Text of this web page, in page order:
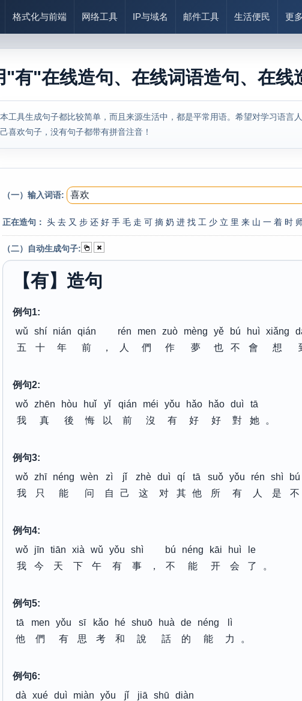
格式化与前端 网络工具 IP与域名 邮件工具 生活便民 更
"有"在线造句、在线词语造句、在线
本工具生成句子都比较简单，而且来源生活中，都是平常用语。希望对学习语
己喜欢句子，没有句子都带有拼音注音！
（一）输入词语:
正在造句： 头 去 又 步 还 好 手 毛 走 可 摘 奶 进 找 工 少 立 里 来 山 一 着 时
（二）自动生成句子:
【有】造句
例句1:
wǔ
五
shí
十
nián
年
qián
前
，
rén
人
men
們
zuò
作
mèng
夢
yě
也
bú
不
huì
會
xiǎng
想
例句2:
wǒ
我
zhēn
真
hòu
後
huǐ
悔
yǐ
以
qián
前
méi
沒
yǒu
有
hǎo
好
hǎo
好
duì
對
tā
她
。
例句3:
wǒ
我
zhī
只
néng
能
wèn
问
zì
自
jǐ
己
zhè
这
duì
对
qí
其
tā
他
suǒ
所
yǒu
有
rén
人
shì
是
bú
不
例句4:
wǒ
我
jīn
今
tiān
天
xià
下
wǔ
午
yǒu
有
shì
事
，
bú
不
néng
能
kāi
开
huì
会
le
了
。
例句5:
tā
他
men
們
yǒu
有
sī
思
kǎo
考
hé
和
shuō
說
huà
話
de
的
néng
能
lì
力
。
例句6:
dà
xué duì
miàn
yǒu
jǐ
jiā
shū
diàn